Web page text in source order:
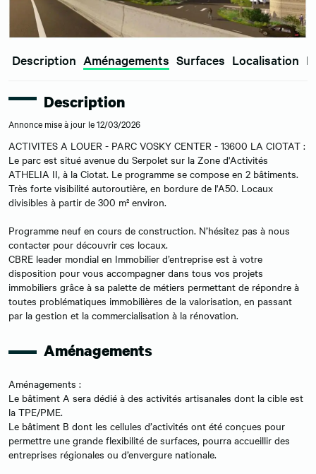
Description Aménagements Surfaces Localisation
Description
Annonce mise à jour le 12/03/2026
ACTIVITES A LOUER - PARC VOSKY CENTER - 13600 LA CIOTAT :
Le parc est situé avenue du Serpolet sur la Zone d'Activités
ATHELIA II, à la Ciotat. Le programme se compose en 2 bâtiments.
Très forte visibilité autoroutière, en bordure de l'A50. Locaux
divisibles à partir de 300 m² environ.
Programme neuf en cours de construction. N’hésitez pas à nous
contacter pour découvrir ces locaux.
CBRE leader mondial en Immobilier d’entreprise est à votre
disposition pour vous accompagner dans tous vos projets
immobiliers grâce à sa palette de métiers permettant de répondre à
toutes problématiques immobilières de la valorisation, en passant
par la gestion et la commercialisation à la rénovation.
Aménagements
Aménagements :
Le bâtiment A sera dédié à des activités artisanales dont la cible est
la TPE/PME.
Le bâtiment B dont les cellules d’activités ont été conçues pour
permettre une grande flexibilité de surfaces, pourra accueillir des
entreprises régionales ou d’envergure nationale.